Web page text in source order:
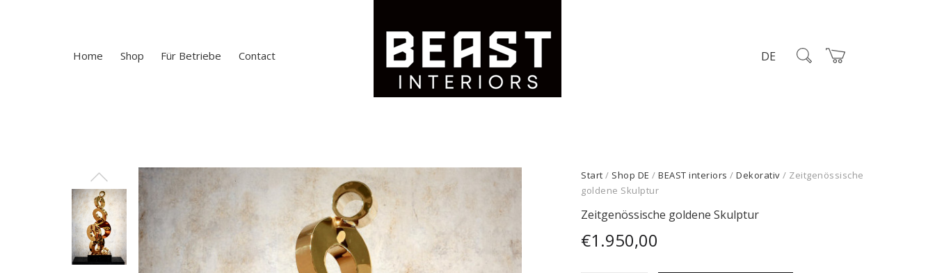
Home Shop Für Betriebe Contact DE
Start / Shop DE /BEAST interiors /Dekorativ / Zeitgenössische
goldene Skulptur
Zeitgenössische goldene Skulptur
€1.950,00